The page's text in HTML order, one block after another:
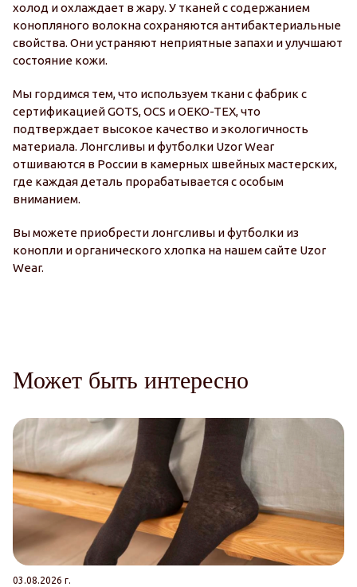
холод и охлаждает в жару. У тканей с содержанием
конопляного волокна сохраняются антибактериальные
свойства. Они устраняют неприятные запахи и улучшают
состояние кожи.
Мы гордимся тем, что используем ткани с фабрик с
сертификацией GOTS, OCS и OEKO-TEX, что
подтверждает высокое качество и экологичность
материала. Лонгсливы и футболки Uzor Wear
отшиваются в России в камерных швейных мастерских,
где каждая деталь прорабатывается с особым
вниманием.
Вы можете приобрести лонгсливы и футболки из
конопли и органического хлопка на нашем сайте Uzor
Wear.
Может быть интересно
03.08.2026 г.